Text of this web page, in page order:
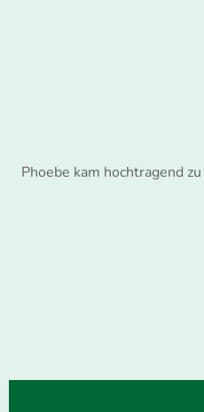
Phoebe kam hochtragend